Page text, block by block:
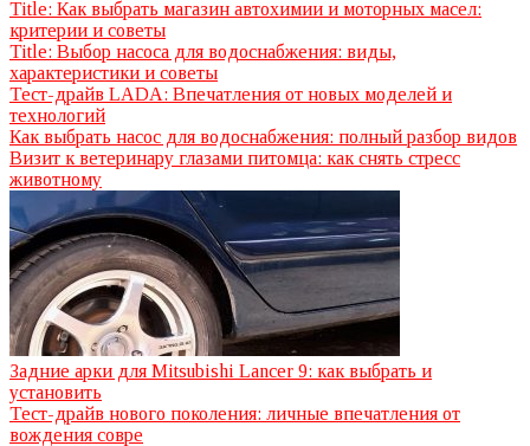
Title: Как выбрать магазин автохимии и моторных масел:
критерии и советы
Title: Выбор насоса для водоснабжения: виды,
характеристики и советы
Тест-драйв LADA: Впечатления от новых моделей и
технологий
Как выбрать насос для водоснабжения: полный разбор видов
Визит к ветеринару глазами питомца: как снять стресс
животному
Задние арки для Mitsubishi Lancer 9: как выбрать и
установить
Тест-драйв нового поколения: личные впечатления от
вождения совре